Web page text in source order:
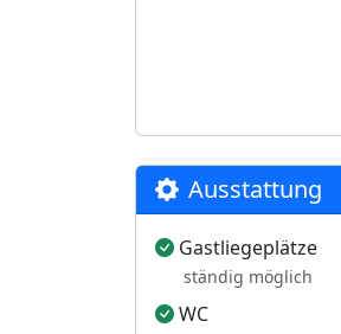
Ausstattung
Gastliegeplätze
ständig möglich
WC